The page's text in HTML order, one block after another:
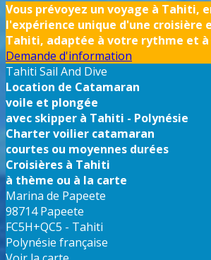
Vous prévoyez un voyage à Tahiti,
l'expérience unique d'une croisière
Tahiti, adaptée à votre rythme et à
Demande d'information
Tahiti Sail And Dive
Location de Catamaran
voile et plongée
avec skipper à Tahiti - Polynésie
Charter voilier catamaran
courtes ou moyennes durées
Croisières à Tahiti
à thème ou à la carte
Marina de Papeete
98714 Papeete
FC5H+QC5 - Tahiti
Polynésie française